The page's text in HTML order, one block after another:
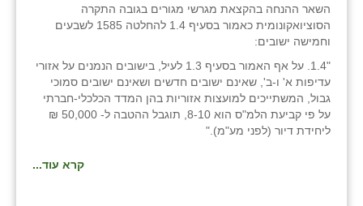
השאר ההנחה בהקצאת מגרשי מגורים בגובה התקרה
הסוציואקונומית כאמור בסעיף 1.4 להחלטה 1585 לשבעים
וחמישה ישובים:
"1.4. על אף האמור בסעיף 1.3 לעיל, בישובים הנמנים על אזורי
עדיפות א' ו-ב', שאינם ישובים חדשים ושאינם ישובים סמוכי
גבול, המשתייכים למועצות אזוריות בהן המדד הכלכלי-חברתי
על פי קביעת הלמ"ס הוא 8-10, תוגבל ההטבה ל- 50,000 ₪
ליחידת דיור (לפני מע"מ)."
קרא עוד...